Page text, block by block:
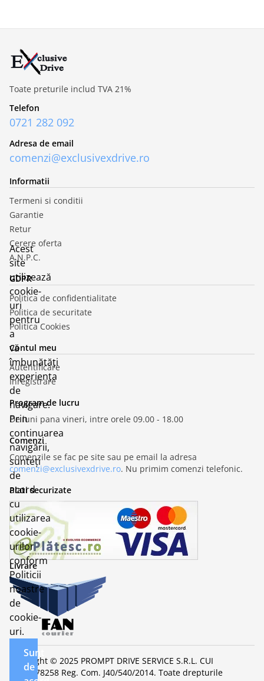
Toate preturile includ TVA 21%
Telefon
0721 282 092
Adresa de email
comenzi@exclusivexdrive.ro
Informatii
Termeni si conditii
Garantie
Retur
Cerere oferta
A.N.P.C.
GDPR
Politica de confidentialitate
Politica de securitate
Politica Cookies
Contul meu
Autentificare
Inregistrare
Program de lucru
De luni pana vineri, intre orele 09.00 - 18.00
Comenzi
Comenzile se fac pe site sau pe email la adresa
comenzi@exclusivexdrive.ro. Nu primim comenzi telefonic.
Plati securizate
Livrare
Copyright © 2025 PROMPT DRIVE SERVICE S.R.L. CUI
RO32678258 Reg. Com. J40/540/2014. Toate drepturile
Acest
site
utilizează
cookie-
uri
pentru
a
vă
îmbunătăți
experiența
de
navigare.
Prin
continuarea
navigării,
sunteți
de
acord
cu
utilizarea
cookie-
urilor
conform
Politicii
noastre
de
cookie-
uri.
Sunt
de